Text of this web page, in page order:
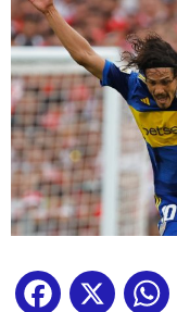
Facebook
X